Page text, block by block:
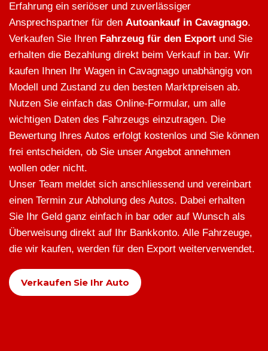
Erfahrung ein seriöser und zuverlässiger
Ansprechspartner für den Autoankauf in Cavagnago.
Verkaufen Sie Ihren Fahrzeug für den Export und Sie
erhalten die Bezahlung direkt beim Verkauf in bar. Wir
kaufen Ihnen Ihr Wagen in Cavagnago unabhängig von
Modell und Zustand zu den besten Marktpreisen ab.
Nutzen Sie einfach das Online-Formular, um alle
wichtigen Daten des Fahrzeugs einzutragen. Die
Bewertung Ihres Autos erfolgt kostenlos und Sie können
frei entscheiden, ob Sie unser Angebot annehmen
wollen oder nicht.
Unser Team meldet sich anschliessend und vereinbart
einen Termin zur Abholung des Autos. Dabei erhalten
Sie Ihr Geld ganz einfach in bar oder auf Wunsch als
Überweisung direkt auf Ihr Bankkonto. Alle Fahrzeuge,
die wir kaufen, werden für den Export weiterverwendet.
Verkaufen Sie Ihr Auto